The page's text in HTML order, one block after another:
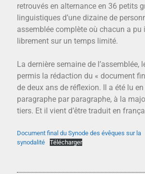
retrouvés en alternance en 36 petits
linguistiques d’une dizaine de
assemblée complète où chacun a pu
librement sur un temps limité.
La dernière semaine de l’assemblée,
permis la rédaction du « document
de deux ans de réflexion. Il a été lu
paragraphe par paragraphe, à la
tiers. Et il vient d’être traduit en
Document final du Synode des évêques sur la
synodalité
Télécharger